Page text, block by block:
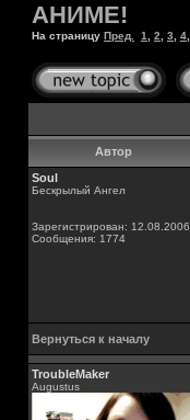
АНИМЕ!
На страницу Пред. 1 2 3 4
Автор
Soul
Бескрылый Ангел
Зарегистрирован: 12.08.2006
Сообщения: 1774
Вернуться к началу
TroubleMaker
Augustus